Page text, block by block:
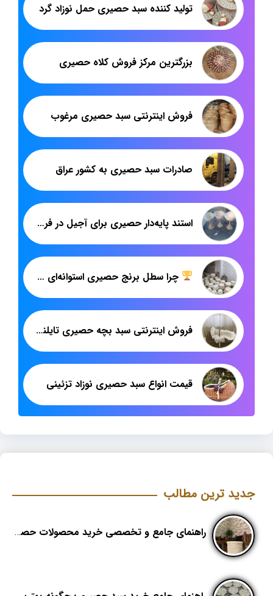
تولید کننده سبد حصیری حمل نوزاد گرد
بزرگترین مرکز فروش کلاه حصیری
فروش اینترنتی سبد حصیری مرغوب
صادرات سبد حصیری به کشور عراق
استند پایه‌دار حصیری برای آجیل در فروشگاه‌ها
چرا سطل برنج حصیری استوانه‌ای هدیکا، انتخابی ایده‌آل برای خانه شماست؟
فروش اینترنتی سبد بچه حصیری تایلندی
قیمت انواع سبد حصیری نوزاد تزئینی
جدید ترین مطالب
راهنمای جامع و تخصصی خرید محصولات حصیری؛ هنر اصیل در دکوراسیون مدرن (بخش اول)